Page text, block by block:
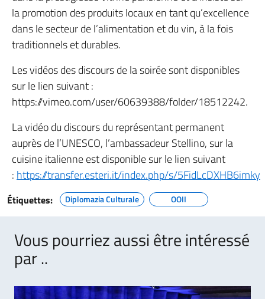
la promotion des produits locaux en tant qu’excellence
dans le secteur de l’alimentation et du vin, à la fois
traditionnels et durables.
Les vidéos des discours de la soirée sont disponibles
sur le lien suivant :
https://vimeo.com/user/60639388/folder/18512242.
La vidéo du discours du représentant permanent
auprès de l’UNESCO, l’ambassadeur Stellino, sur la
cuisine italienne est disponible sur le lien suivant
: https://transfer.esteri.it/index.php/s/5FidLcDXHB6imky
Étiquettes: Diplomazia Culturale OOII
Vous pourriez aussi être intéressé
par ..